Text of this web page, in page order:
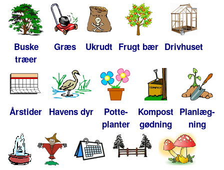
Buske
træer
Græs Ukrudt Frugt bær Drivhuset
Årstider Havens dyr
Potte-
planter
Kompost
gødning
Planlæg-
ning